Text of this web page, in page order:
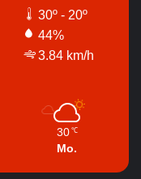
30º - 20º
44%
3.84 km/h
30 ℃
Mo.